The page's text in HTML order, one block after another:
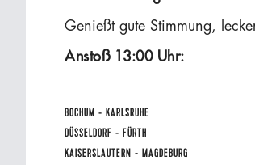
Genießt gute Stimmung,
Anstoß 13:00 Uhr:
BOCHUM - KARLSRUHE
DÜSSELDORF - FÜRTH
KAISERSLAUTERN - MAGDEBURG